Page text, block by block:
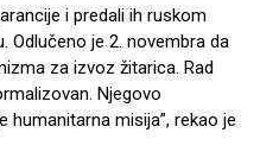
i predali ih ruskom
Odlučeno je 2. novembra da
za izvoz žitarica. Rad
Njegovo
humanitarna misija”, rekao je